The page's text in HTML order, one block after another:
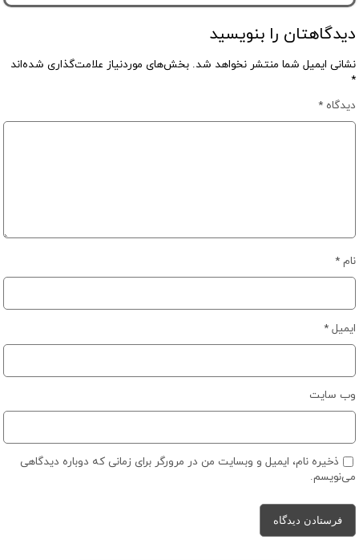
دیدگاهتان را بنویسید
نشانی ایمیل شما منتشر نخواهد شد. بخش‌های موردنیاز علامت‌گذاری شده‌اند
*
دیدگاه*
نام*
ایمیل*
وب‌ سایت
ذخیره نام، ایمیل و وبسایت من در مرورگر برای زمانی که دوباره دیدگاهی
می‌نویسم.